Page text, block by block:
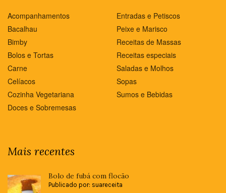
Acompanhamentos
Bacalhau
Bimby
Bolos e Tortas
Carne
Celíacos
Cozinha Vegetariana
Doces e Sobremesas
Entradas e Petiscos
Peixe e Marisco
Receitas de Massas
Receitas especiais
Saladas e Molhos
Sopas
Sumos e Bebidas
Mais recentes
Bolo de fubá com flocão
Publicado por: suareceita